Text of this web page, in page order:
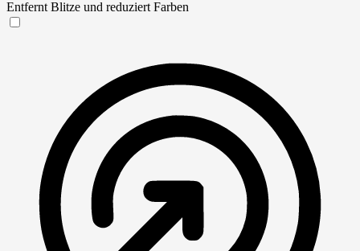
Entfernt Blitze und reduziert Farben